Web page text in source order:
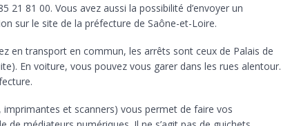
21 81 00. Vous avez aussi la possibilité d’envoyer un
sur le site de la préfecture de Saône-et-Loire.
en transport en commun, les arrêts sont ceux de Palais de
En voiture, vous pouvez vous garer dans les rues alentour.
imprimantes et scanners) vous permet de faire vos